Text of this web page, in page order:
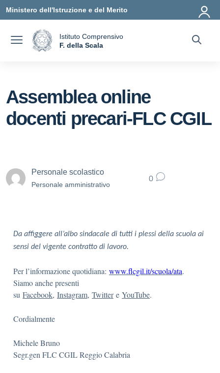
Vai ai contenuti
Vai al menu di navigazione
Vai al footer
Ministero dell'Istruzione e del Merito
Istituto Comprensivo
F. della Scala
Assemblea online
docenti precari-FLC CGIL
Personale scolastico
Personale amministrativo
0
Da affiggere all’albo sindacale di tutti i plessi della scuola ai
sensi del vigente contratto di lavoro.
Per l’informazione quotidiana: www.flcgil.it/scuola/ata.
Siamo anche presenti
su Facebook, Instagram, Twittere YouTube.
Cordialmente
Michele Bruno
Segr.gen FLC CGIL Reggio Calabria